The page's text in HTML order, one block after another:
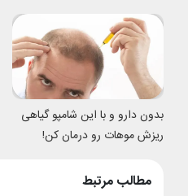
بدون دارو و با این شامپو گیاهی
ریزش موهات رو درمان کن!
مطالب مرتبط